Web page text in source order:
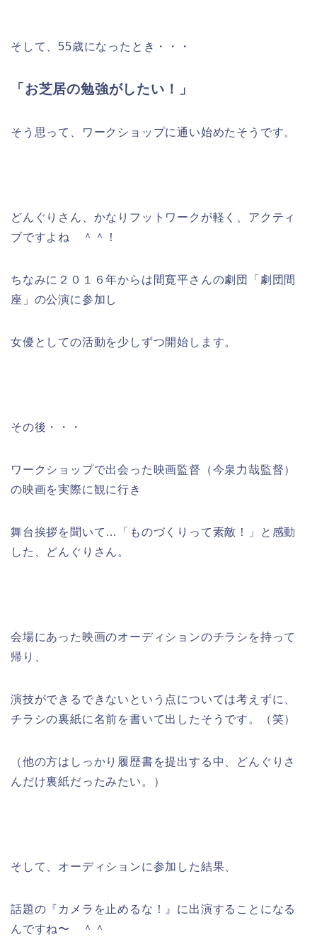
そして、55歳になったとき・・・
「お芝居の勉強がしたい！」
そう思って、ワークショップに通い始めたそうです。
どんぐりさん、かなりフットワークが軽く、アクティ
ブですよね ＾＾！
ちなみに２０１６年からは間寛平さんの劇団「劇団間
座」の公演に参加し
女優としての活動を少しずつ開始します。
その後・・・
ワークショップで出会った映画監督（今泉力哉監督）
の映画を実際に観に行き
舞台挨拶を聞いて…「ものづくりって素敵！」と感動
した、どんぐりさん。
会場にあった映画のオーディションのチラシを持って
帰り、
演技ができるできないという点については考えずに、
チラシの裏紙に名前を書いて出したそうです。（笑）
（他の方はしっかり履歴書を提出する中、どんぐりさ
んだけ裏紙だったみたい。）
そして、オーディションに参加した結果、
話題の『カメラを止めるな！』に出演することになる
んですね〜 ＾＾